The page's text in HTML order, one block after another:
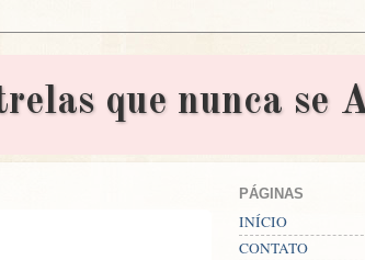
que nunca se
PÁGINAS
INÍCIO
CONTATO